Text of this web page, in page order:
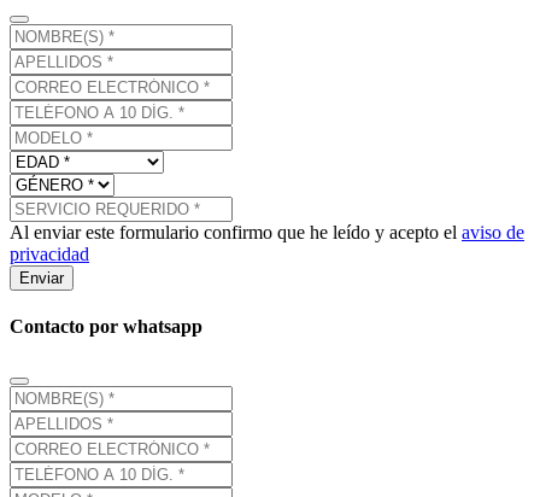
Al enviar este formulario confirmo que he leído y acepto el aviso de
privacidad
Enviar
Contacto por whatsapp